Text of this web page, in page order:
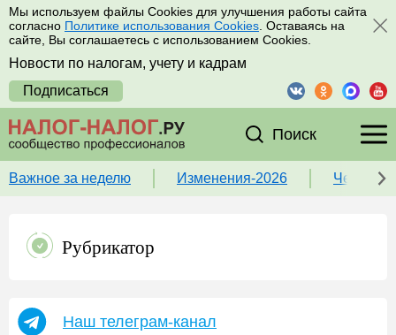
Мы используем файлы Cookies для улучшения работы сайта
согласно Политике использования Cookies . Оставаясь на
сайте, Вы соглашаетесь с использованием Cookies.
Новости по налогам, учету и кадрам
Подписаться
Поиск
Важное за неделю Изменения-2026 Чек-
Рубрикатор
Наш телеграм-канал